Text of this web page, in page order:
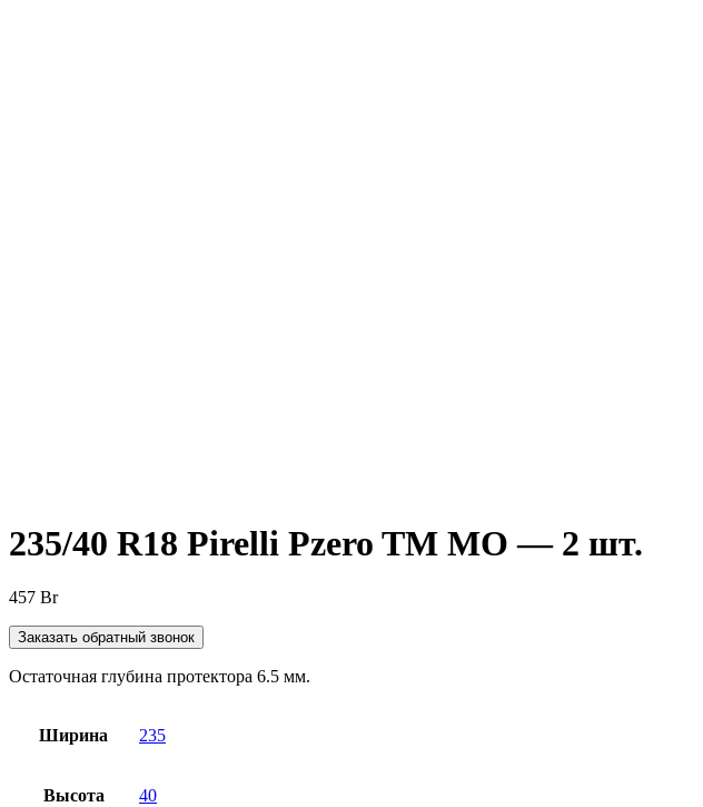
235/40 R18 Pirelli Pzero TM MO — 2 шт.
457 Br
Заказать обратный звонок
Остаточная глубина протектора 6.5 мм.
Ширина 235
Высота 40